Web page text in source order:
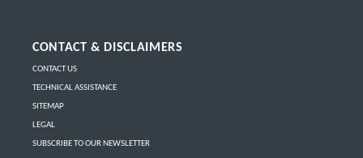
CONTACT & DISCLAIMERS
CONTACT US
TECHNICAL ASSISTANCE
SITEMAP
LEGAL
SUBSCRIBE TO OUR NEWSLETTER